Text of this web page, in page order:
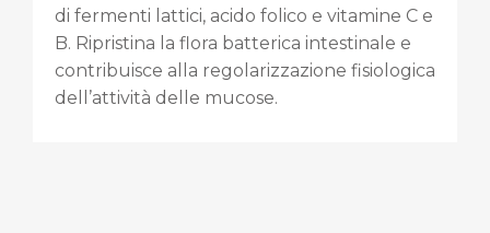
di fermenti lattici, acido folico e vitamine C e
B. Ripristina la flora batterica intestinale e
contribuisce alla regolarizzazione fisiologica
dell’attività delle mucose.